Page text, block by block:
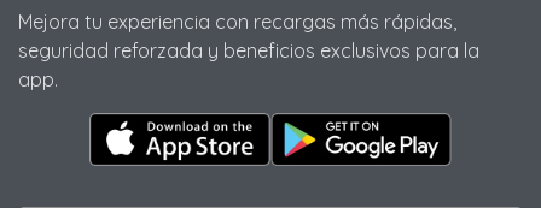
Mejora tu experiencia con recargas más rápidas,
seguridad reforzada y beneficios exclusivos para la
app.